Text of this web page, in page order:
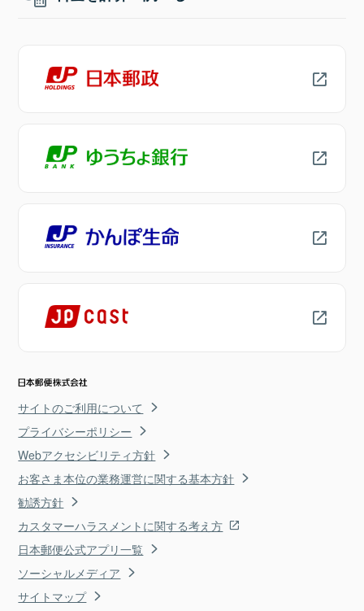
サイトのご利用について
プライバシーポリシー
Webアクセシビリティ方針
お客さま本位の業務運営に関する基本方針
勧誘方針
カスタマーハラスメントに関する考え方
日本郵便公式アプリ一覧
ソーシャルメディア
サイトマップ